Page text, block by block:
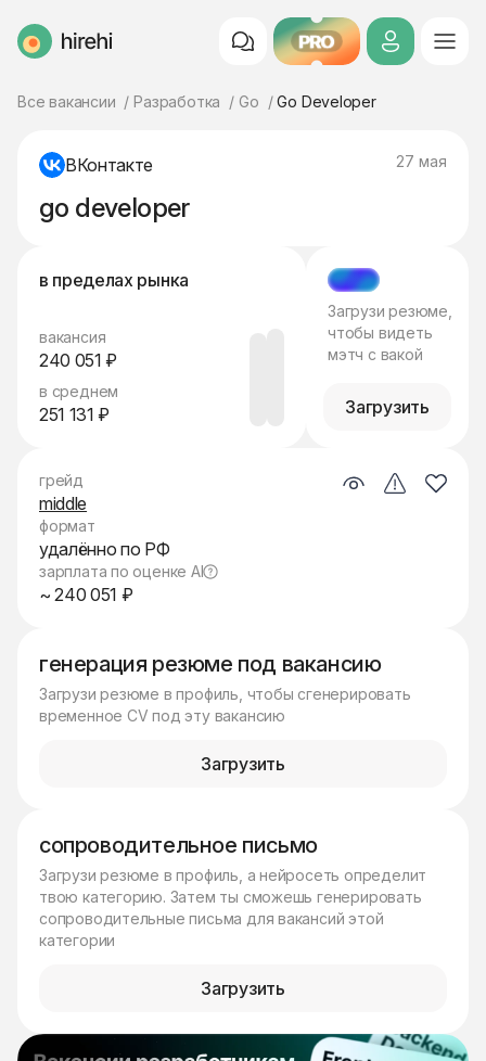
HireHi PRO
Все вакансии Разработка Go Go Developer
ВКонтакте 27 мая
go developer
в пределах рынка
вакансия
240 051 ₽
в среднем
251 131 ₽
МЭТЧ
Загрузи резюме,
чтобы видеть
мэтч с вакой
Загрузить
генерация резюме под вакансию
Загрузи резюме в профиль, чтобы сгенерировать
временное CV под эту вакансию
Загрузить
сопроводительное письмо
Загрузи резюме в профиль, а нейросеть определит
твою категорию. Затем ты сможешь генерировать
сопроводительные письма для вакансий этой
категории
Загрузить
грейд
middle
формат
удалённо по РФ
зарплата по оценке AI
~ 240 051 ₽